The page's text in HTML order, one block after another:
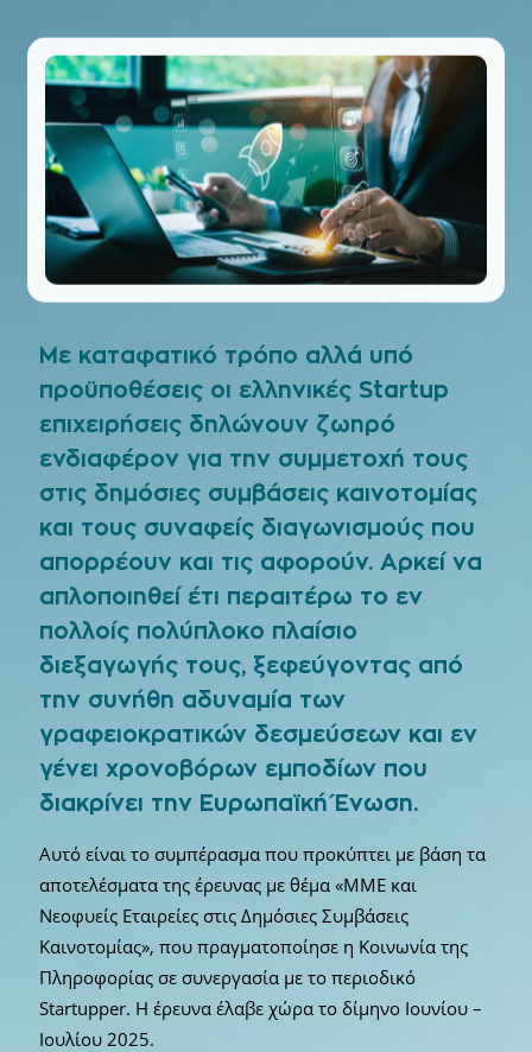
Με καταφατικό τρόπο αλλά υπό
προϋποθέσεις οι ελληνικές Startup
επιχειρήσεις δηλώνουν ζωηρό
ενδιαφέρον για την συμμετοχή τους
στις δημόσιες συμβάσεις καινοτομίας
και τους συναφείς διαγωνισμούς που
απορρέουν και τις αφορούν. Αρκεί να
απλοποιηθεί έτι περαιτέρω το εν
πολλοίς πολύπλοκο πλαίσιο
διεξαγωγής τους, ξεφεύγοντας από
την συνήθη αδυναμία των
γραφειοκρατικών δεσμεύσεων και εν
γένει χρονοβόρων εμποδίων που
διακρίνει την Ευρωπαϊκή Ένωση.
Αυτό είναι το συμπέρασμα που προκύπτει με βάση τα
αποτελέσματα της έρευνας με θέμα «ΜΜΕ και
Νεοφυείς Εταιρείες στις Δημόσιες Συμβάσεις
Καινοτομίας», που πραγματοποίησε η Κοινωνία της
Πληροφορίας σε συνεργασία με το περιοδικό
Startupper. H έρευνα έλαβε χώρα το δίμηνο Ιουνίου –
Ιουλίου 2025.